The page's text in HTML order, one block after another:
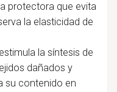
protectora que evita
la elasticidad de
estimula la síntesis de
dañados y
su contenido en